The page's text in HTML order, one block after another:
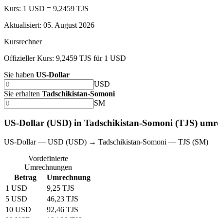
Kurs: 1 USD = 9,2459 TJS
Aktualisiert: 05. August 2026
Kursrechner
Offizieller Kurs: 9,2459 TJS für 1 USD
Sie haben US-Dollar
USD
Sie erhalten Tadschikistan-Somoni
SM
US-Dollar (USD) in Tadschikistan-Somoni (TJS)
US-Dollar — USD (USD) → Tadschikistan-Somoni — TJS (SM)
Vordefinierte
Umrechnungen
Betrag
Umrechnung
1 USD
9,25 TJS
5 USD
46,23 TJS
10 USD
92,46 TJS